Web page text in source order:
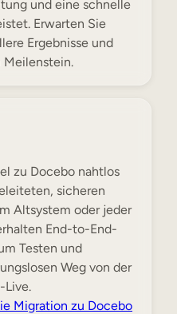
und eine schnelle
Erwarten Sie
Ergebnisse und
Meilenstein.
zu Docebo nahtlos
sicheren
Altsystem oder jeder
End-to-End-
Testen und
Weg von der
Live.
Migration zu Docebo